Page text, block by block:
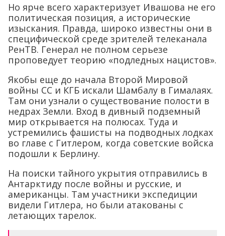
Но ярче всего характеризует Ивашова не его
политическая позиция, а исторические
изыскания. Правда, широко известны они в
специфической среде зрителей телеканала
РенТВ. Генерал не полном серьезе
проповедует теорию «подледных нацистов».
Якобы еще до начала Второй Мировой
войны СС и КГБ искали Шамбалу в Гималаях.
Там они узнали о существование полости в
недрах Земли. Вход в дивный подземный
мир открывается на полюсах. Туда и
устремились фашисты на подводных лодках
во главе с Гитлером, когда советские войска
подошли к Берлину.
На поиски тайного укрытия отправились в
Антарктиду после войны и русские, и
американцы. Там участники экспедиции
видели Гитлера, но были атакованы с
летающих тарелок.